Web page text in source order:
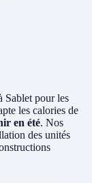
Sablet pour les
les calories de
en été. Nos
des unités